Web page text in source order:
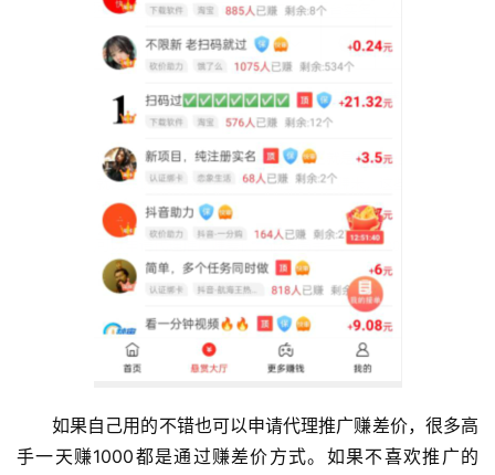
登录 注册
如果自己用的不错也可以申请代理推广赚差价，很多高
手一天赚1000都是通过赚差价方式。如果不喜欢推广的